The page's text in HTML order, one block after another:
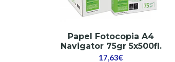
Papel Fotocopia A4
Navigator 75gr 5x500fl.
17,63€